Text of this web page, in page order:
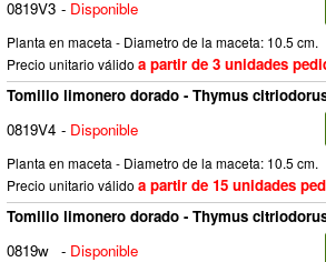
0819V3 - Disponible
Planta en maceta - Diametro de la maceta: 10.5 cm.
Precio unitario válido a partir de 3 unidades
Tomillo limonero dorado - Thymus
0819V4 - Disponible
Planta en maceta - Diametro de la maceta: 10.5 cm.
Precio unitario válido a partir de 15 unidades
Tomillo limonero dorado - Thymus
0819w - Disponible